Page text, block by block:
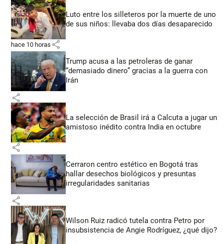
Luto entre los silleteros por la muerte de uno
de sus niños: llevaba dos días desaparecido
hace 10 horas share
Trump acusa a las petroleras de ganar
“demasiado dinero” gracias a la guerra con
Irán
share
La selección de Brasil irá a Calcuta a jugar un
amistoso inédito contra India en octubre
share
Cerraron centro estético en Bogotá tras
hallar desechos biológicos y presuntas
irregularidades sanitarias
share
Wilson Ruiz radicó tutela contra Petro por
insubsistencia de Angie Rodríguez, ¿qué dijo?